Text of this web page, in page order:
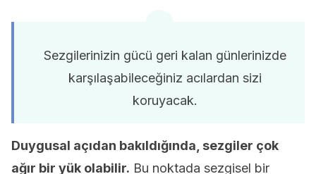
Sezgilerinizin gücü geri kalan günlerinizde
karşılaşabileceğiniz acılardan sizi
koruyacak.
Duygusal açıdan bakıldığında, sezgiler çok
ağır bir yük olabilir. Bu noktada sezgisel bir